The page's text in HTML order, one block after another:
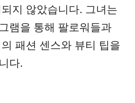
지 않았습니다. 그녀는
램을 통해 팔로워들과
패션 센스와 뷰티 팁을
다.